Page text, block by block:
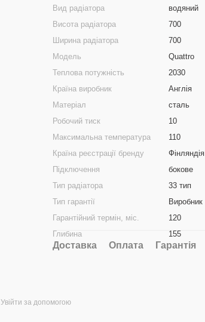
Вид радіатора
водяний
Висота радіатора
700
Ширина радіатора
700
Модель
Quattro
Теплова потужність
2030
Країна виробник
Англія
Матеріал
сталь
Робочий тиск
10
Максимальна температура
110
Країна реєстрації бренду
Фінляндія
Підключення
бокове
Тип радіатора
33 тип
Тип гарантії
Виробник
Гарантійний термін, міс.
120
Глибина
155
Доставка Оплата Гарантія
Увійти за допомогою